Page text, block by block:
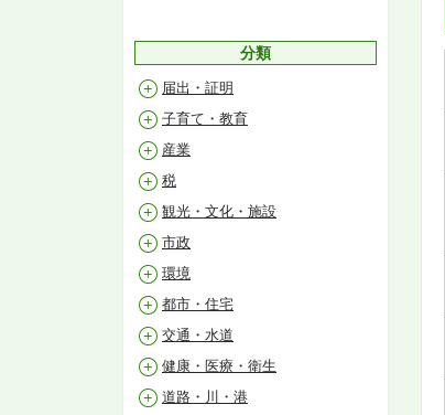
分類
届出・証明
子育て・教育
産業
税
観光・文化・施設
市政
環境
都市・住宅
交通・水道
健康・医療・衛生
道路・川・港